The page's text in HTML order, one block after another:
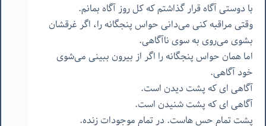
با دوستی آگاه قرار گذاشتم که کل روز آگاه بمانم.
وقتی مراقبه کنی می‌دانی حواس پنجگانه را، اگر غرقشان
بشوی می‌روی به سوی ناآگاهی.
اما همان حواس پنجگانه را اگر از بیرون ببینی می‌شوی
خود آگاهی.
آگاهی ای که پشت دیدن است.
آگاهی ای که پشت شنیدن است.
پشت تمام حس هاست. در تمام موجودات زنده.